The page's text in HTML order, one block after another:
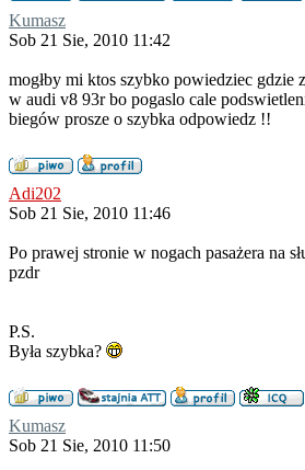
Kumasz
Sob 21 Sie, 2010 11:42
mogłby mi ktos szybko powiedziec gdzie
w audi v8 93r bo pogaslo cale
biegów prosze o szybka odpowiedz !!
Adi202
Sob 21 Sie, 2010 11:46
Po prawej stronie w nogach pasażera na
pzdr
P.S.
Była szybka?
Kumasz
Sob 21 Sie, 2010 11:50